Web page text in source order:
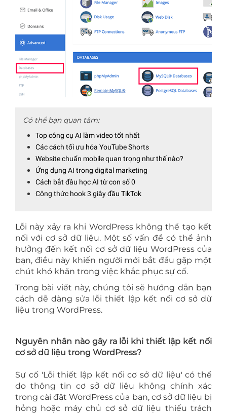
Có thể bạn quan tâm:
Top công cụ AI làm video tốt nhất
Các cách tối ưu hóa YouTube Shorts
Website chuẩn mobile quan trọng như thế nào?
Ứng dụng AI trong digital marketing
Cách bắt đầu học AI từ con số 0
Công thức hook 3 giây đầu TikTok
Lỗi này xảy ra khi WordPress không thể tạo kết
nối với cơ sở dữ liệu. Một số vấn đề có thể ảnh
hưởng đến kết nối cơ sở dữ liệu WordPress của
bạn, điều này khiến người mới bắt đầu gặp một
chút khó khăn trong việc khắc phục sự cố.
Trong bài viết này, chúng tôi sẽ hướng dẫn bạn
cách dễ dàng sửa lỗi thiết lập kết nối cơ sở dữ
liệu trong WordPress.
Nguyên nhân nào gây ra lỗi khi thiết lập kết nối
cơ sở dữ liệu trong WordPress?
Sự cố 'Lỗi thiết lập kết nối cơ sở dữ liệu' có thể
do thông tin cơ sở dữ liệu không chính xác
trong cài đặt WordPress của bạn, cơ sở dữ liệu bị
hỏng hoặc máy chủ cơ sở dữ liệu thiếu trách